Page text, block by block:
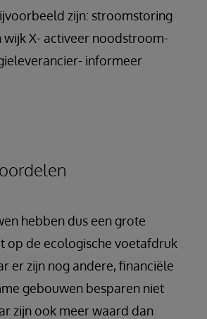
zijn: stroomstoring
X- activeer noodstroom-
informeer
hebben dus een grote
op de ecologische voetafdruk
er zijn nog andere, financiële
gebouwen besparen niet
zijn ook meer waard dan